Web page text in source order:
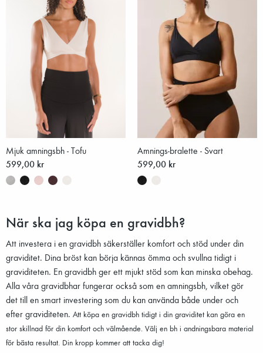
Mjuk amningsbh - Tofu
599,00 kr
Amnings-bralette - Svart
599,00 kr
När ska jag köpa en gravidbh?
Att investera i en gravidbh säkerställer komfort och stöd under din
graviditet. Dina bröst kan börja kännas ömma och svullna tidigt i
graviditeten. En gravidbh ger ett mjukt stöd som kan minska obehag.
Alla våra gravidbhar fungerar också som en amningsbh, vilket gör
det till en smart investering som du kan använda både under och
efter graviditeten. Att köpa en gravidbh tidigt i din graviditet kan göra en
stor skillnad för din komfort och välmående. Välj en bh i andningsbara material
för bästa resultat. Din kropp kommer att tacka dig!